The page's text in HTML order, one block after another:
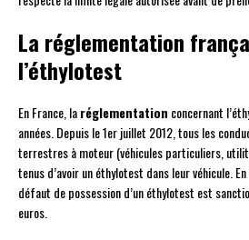
La réglementation
l’éthylotest
En France, laréglementation concernant
années. Depuis le 1er juillet 2012, tous les
terrestres à moteur (véhicules particuliers,
tenus d’avoir un éthylotest dans leur véhicule.
défaut de possession d’un éthylotest est
euros.